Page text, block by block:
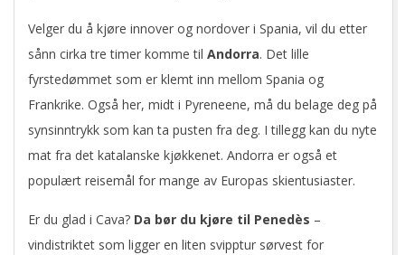
Velger du å kjøre innover og nordover i Spania, vil du etter
sånn cirka tre timer komme til Andorra. Det lille
fyrstedømmet som er klemt inn mellom Spania og
Frankrike. Også her, midt i Pyreneene, må du belage deg på
synsinntrykk som kan ta pusten fra deg. I tillegg kan du nyte
mat fra det katalanske kjøkkenet. Andorra er også et
populært reisemål for mange av Europas skientusiaster.
Er du glad i Cava? Da bør du kjøre til Penedès –
vindistriktet som ligger en liten svipptur sørvest for